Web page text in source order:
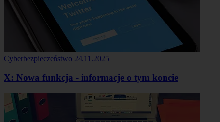
Cyberbezpieczeństwo 24.11.2025
X: Nowa funkcja - informacje o tym koncie